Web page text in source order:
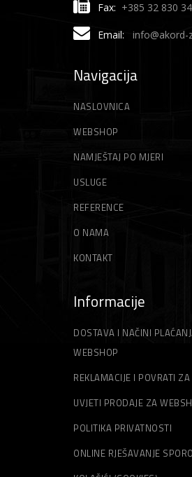
Fax: +385 32 830
Email: info@akord-
Navigacija
NASLOVNICA
WEBSHOP
NAMJEŠTAJ PO MJERI
USLUGE
REFERENCE
O NAMA
KONTAKT
Informacije
DOSTAVA I NAČINI
WEBSHOP
REKLAMACIJE I POVRATI
UVJETI PRODAJE ZA
POLITIKA PRIVATNOSTI
ONLINE RJEŠAVANJE